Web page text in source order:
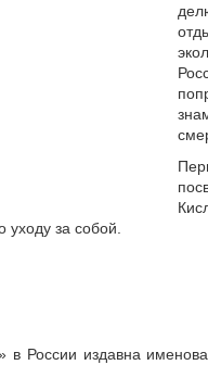
уходу за собой.
в России издавна